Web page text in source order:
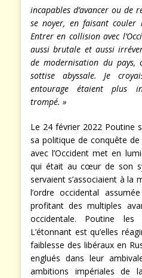
incapables d’avancer ou de
se noyer, en faisant
Entrer en collision avec
aussi brutale et aussi
de modernisation du pays,
sottise abyssale. Je
entourage étaient plus
trompé. »
Le 24 février 2022 Poutine
sa politique de conquête de
avec l’Occident met en
qui était au cœur de son
servaient s’associaient à la
l’ordre occidental
profitant des multiples
occidentale. Poutine
L’étonnant est qu’elles
faiblesse des libéraux en
englués dans leur
ambitions impériales de